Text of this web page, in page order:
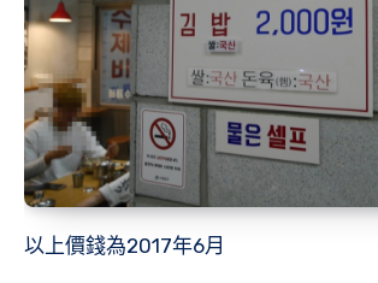
以上價錢為2017年6月